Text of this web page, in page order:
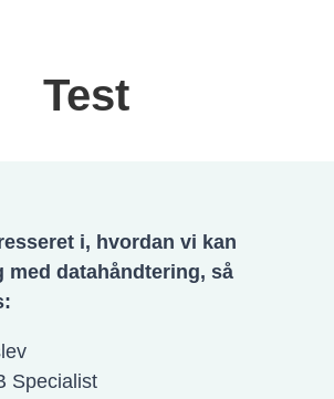
Test
i, hvordan vi kan
med datahåndtering, så
Specialist